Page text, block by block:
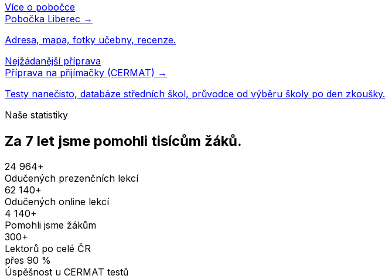
Více o pobočce
Pobočka Liberec →
Adresa, mapa, fotky učebny, recenze.
Nejžádanější příprava
Příprava na přijímačky (CERMAT) →
Testy nanečisto, databáze středních škol, průvodce od výběru školy po den zkoušky.
Naše statistiky
Za 7 let jsme pomohli tisícům žáků.
24 964+
Odučených prezenčních lekcí
62 140+
Odučených online lekcí
4 140+
Pomohli jsme žákům
300+
Lektorů po celé ČR
přes 90 %
Úspěšnost u CERMAT testů